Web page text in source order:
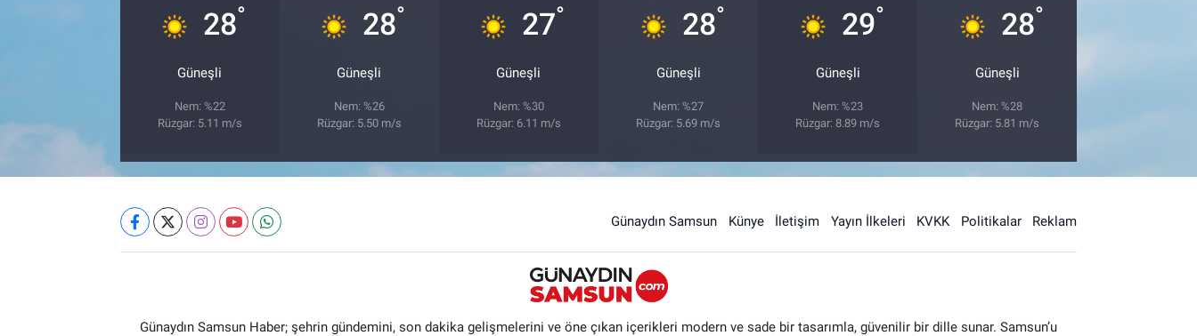
28°
Güneşli
Nem: %22
Rüzgar: 5.11 m/s
28°
Güneşli
Nem: %26
Rüzgar: 5.50 m/s
27°
Güneşli
Nem: %30
Rüzgar: 6.11 m/s
28°
Güneşli
Nem: %27
Rüzgar: 5.69 m/s
29°
Güneşli
Nem: %23
Rüzgar: 8.89 m/s
28°
Güneşli
Nem: %28
Rüzgar: 5.81 m/s
Günaydın Samsun Künye İletişim Yayın İlkeleri KVKK Politikalar Reklam
Günaydın Samsun Haber; şehrin gündemini, son dakika gelişmelerini ve öne çıkan içerikleri modern ve sade bir tasarımla, güvenilir bir dille sunar. Samsun’u